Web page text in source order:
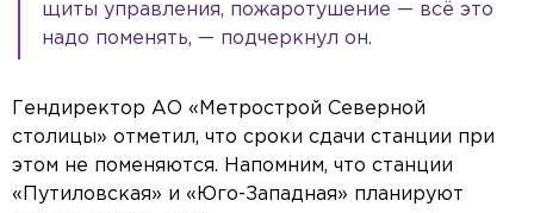
щиты управления, пожаротушение — всё это
надо поменять, — подчеркнул он.
Гендиректор АО «Метрострой Северной
столицы» отметил, что сроки сдачи станции при
этом не поменяются. Напомним, что станции
«Путиловская» и «Юго-Западная» планируют